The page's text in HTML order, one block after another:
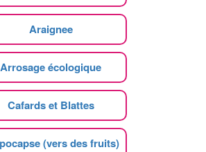
Araignee
Arrosage écologique
Cafards et Blattes
(vers des fruits)